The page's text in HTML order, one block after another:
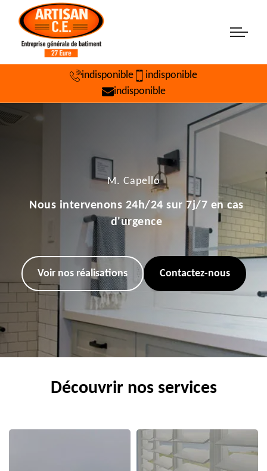
indisponible
indisponible
indisponible
M. Capello
Nous intervenons 24h/24 sur 7j/7 en cas
d'urgence
Voir nos réalisations Contactez-nous
Découvrir nos services